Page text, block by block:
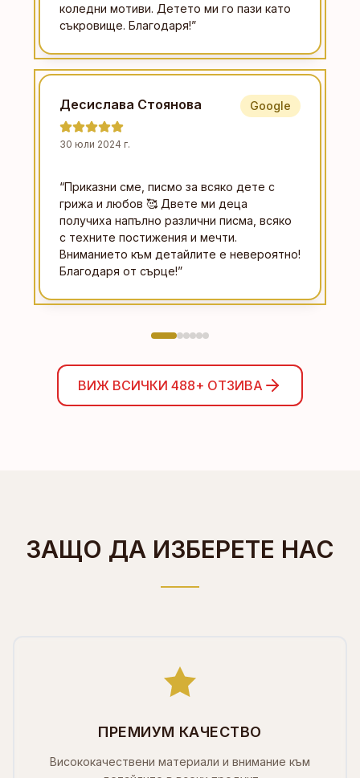
коледни мотиви. Детето ми го пази като
съкровище. Благодаря!”
Десислава Стоянова
30 юли 2024 г.
Google
“Приказни сме, писмо за всяко дете с
грижа и любов 🥰 Двете ми деца
получиха напълно различни писма, всяко
с техните постижения и мечти.
Вниманието към детайлите е невероятно!
Благодаря от сърце!”
ВИЖ ВСИЧКИ 488+ ОТЗИВА
ЗАЩО ДА ИЗБЕРЕТЕ НАС
ПРЕМИУМ КАЧЕСТВО
Висококачествени материали и внимание към